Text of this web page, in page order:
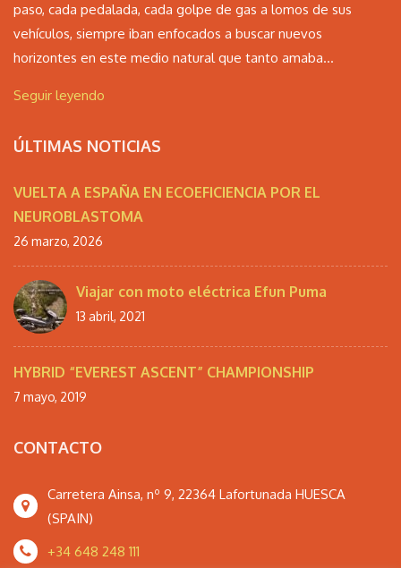
paso, cada pedalada, cada golpe de gas a lomos de sus
vehículos, siempre iban enfocados a buscar nuevos
horizontes en este medio natural que tanto amaba...
Seguir leyendo
ÚLTIMAS NOTICIAS
VUELTA A ESPAÑA EN ECOEFICIENCIA POR EL
NEUROBLASTOMA
26 marzo, 2026
Viajar con moto eléctrica Efun Puma
13 abril, 2021
HYBRID “EVEREST ASCENT” CHAMPIONSHIP
7 mayo, 2019
CONTACTO
Carretera Ainsa, nº 9, 22364 Lafortunada HUESCA
(SPAIN)
+34 648 248 111